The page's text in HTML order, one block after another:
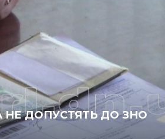
НЕ ДОПУСТЯТЬ ДО ЗНО